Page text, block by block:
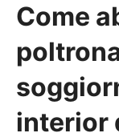
Come
interior